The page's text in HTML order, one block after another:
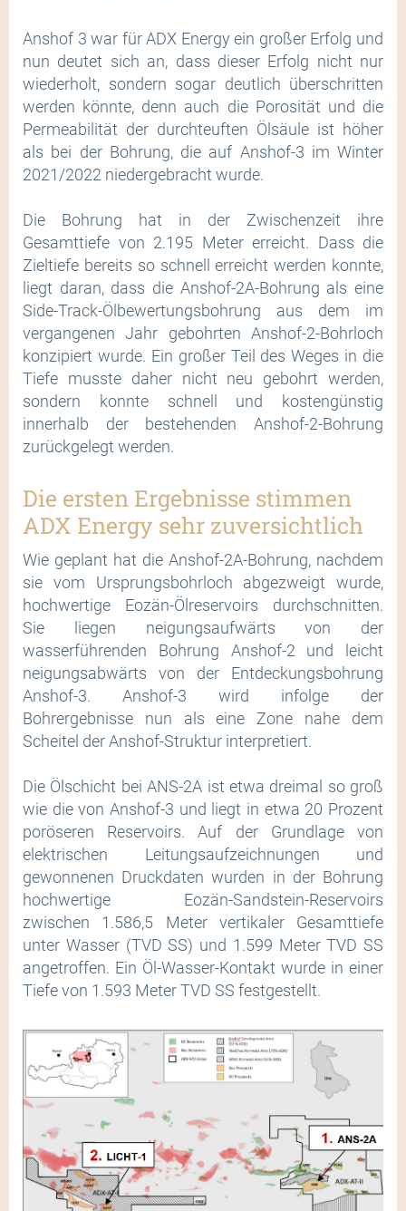
Anshof 3 war für ADX Energy ein großer Erfolg und
nun deutet sich an, dass dieser Erfolg nicht nur
wiederholt, sondern sogar deutlich überschritten
werden könnte, denn auch die Porosität und die
Permeabilität der durchteuften Ölsäule ist höher
als bei der Bohrung, die auf Anshof-3 im Winter
2021/2022 niedergebracht wurde.
Die Bohrung hat in der Zwischenzeit ihre
Gesamttiefe von 2.195 Meter erreicht. Dass die
Zieltiefe bereits so schnell erreicht werden konnte,
liegt daran, dass die Anshof-2A-Bohrung als eine
Side-Track-Ölbewertungsbohrung aus dem im
vergangenen Jahr gebohrten Anshof-2-Bohrloch
konzipiert wurde. Ein großer Teil des Weges in die
Tiefe musste daher nicht neu gebohrt werden,
sondern konnte schnell und kostengünstig
innerhalb der bestehenden Anshof-2-Bohrung
zurückgelegt werden.
Die ersten Ergebnisse stimmen
ADX Energy sehr zuversichtlich
Wie geplant hat die Anshof-2A-Bohrung, nachdem
sie vom Ursprungsbohrloch abgezweigt wurde,
hochwertige Eozän-Ölreservoirs durchschnitten.
Sie liegen neigungsaufwärts von der
wasserführenden Bohrung Anshof-2 und leicht
neigungsabwärts von der Entdeckungsbohrung
Anshof-3. Anshof-3 wird infolge der
Bohrergebnisse nun als eine Zone nahe dem
Scheitel der Anshof-Struktur interpretiert.
Die Ölschicht bei ANS-2A ist etwa dreimal so groß
wie die von Anshof-3 und liegt in etwa 20 Prozent
poröseren Reservoirs. Auf der Grundlage von
elektrischen Leitungsaufzeichnungen und
gewonnenen Druckdaten wurden in der Bohrung
hochwertige Eozän-Sandstein-Reservoirs
zwischen 1.586,5 Meter vertikaler Gesamttiefe
unter Wasser (TVD SS) und 1.599 Meter TVD SS
angetroffen. Ein Öl-Wasser-Kontakt wurde in einer
Tiefe von 1.593 Meter TVD SS festgestellt.